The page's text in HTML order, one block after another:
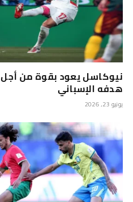
نيوكاسل يعود بقوة من أجل
هدفه الإسباني
يونيو 23, 2026